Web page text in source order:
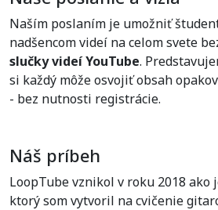
Naším poslaním je umožniť
nadšencom videí na celom svete
slučky videí YouTube.
si každý môže osvojiť obsah
- bez nutnosti registrácie.
Náš príbeh
LoopTube vznikol v roku 2018 ako
ktorý som vytvoril na cvičenie